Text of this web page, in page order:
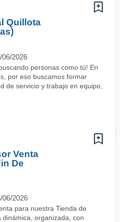
Quillota
06/2026
personas como tú! En
por eso buscamos formar
de servicio y trabajo en equipo,
Venta
De
06/2026
para nuestra Tienda de
organizada, con